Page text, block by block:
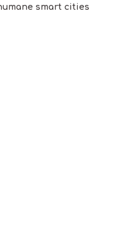
smart cities